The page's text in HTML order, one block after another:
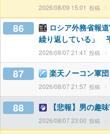
2026/08/09 15:01
86
ロシア外務省報
繰り返している」
2026/08/07 21:41
87 楽天ノーコン軍
2026/08/07 21:57
88 【悲報】男の趣
2026/08/07 23:00